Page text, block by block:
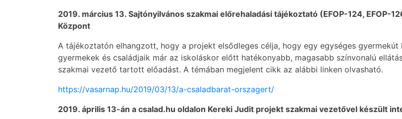
2019. március 13. Sajtónyilvános szakmai előrehaladási tájékoztató (EFOP-124, EFOP-
Központ
A tájékoztatón elhangzott, hogy a projekt elsődleges célja, hogy egy egységes
gyermekek és családjaik már az iskoláskor előtt hatékonyabb, magasabb színvonalú
szakmai vezető tartott előadást. A témában megjelent cikk az alábbi linken olvasható.
https://vasarnap.hu/2019/03/13/a-csaladbarat-orszagert/
2019. április 13-án a csalad.hu oldalon Kereki Judit projekt szakmai vezetővel készült